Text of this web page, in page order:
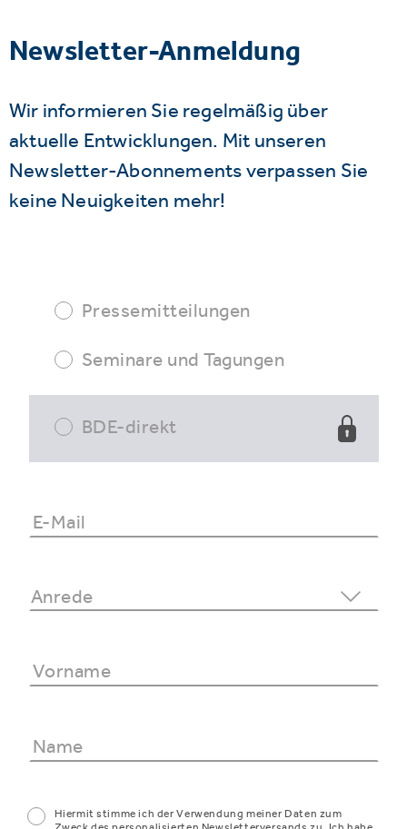
Newsletter-Anmeldung
Wir informieren Sie regelmäßig über
aktuelle Entwicklungen. Mit unseren
Newsletter-Abonnements verpassen Sie
keine Neuigkeiten mehr!
Pressemitteilungen
Seminare und Tagungen
BDE-direkt
Hiermit stimme ich der Verwendung meiner Daten zum